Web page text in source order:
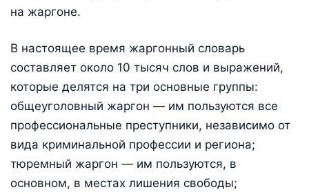
на жаргоне.
В настоящее время жаргонный словарь
составляет около 10 тысяч слов и выражений,
которые делятся на три основные группы:
общеуголовный жаргон — им пользуются все
профессиональные преступники, независимо от
вида криминальной профессии и региона;
тюремный жаргон — им пользуются, в
основном, в местах лишения свободы;